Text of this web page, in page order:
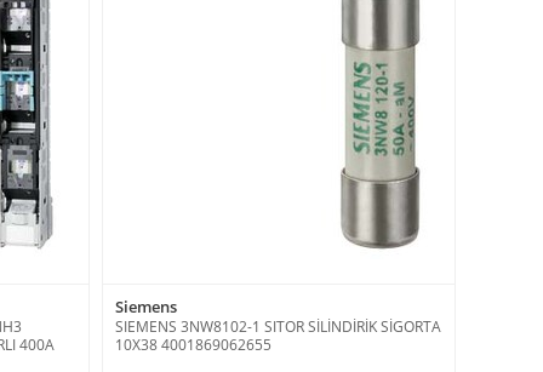
400A
Siemens
SIEMENS 3NW8102-1 SITOR SİLİNDİRİK SİGORTA
10X38 4001869062655